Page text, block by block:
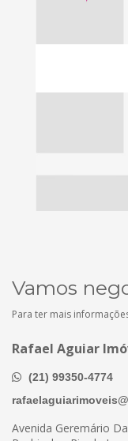
Vamos
Para ter mais
Rafael Aguiar
(21) 99350-4774
Avenida Geremário